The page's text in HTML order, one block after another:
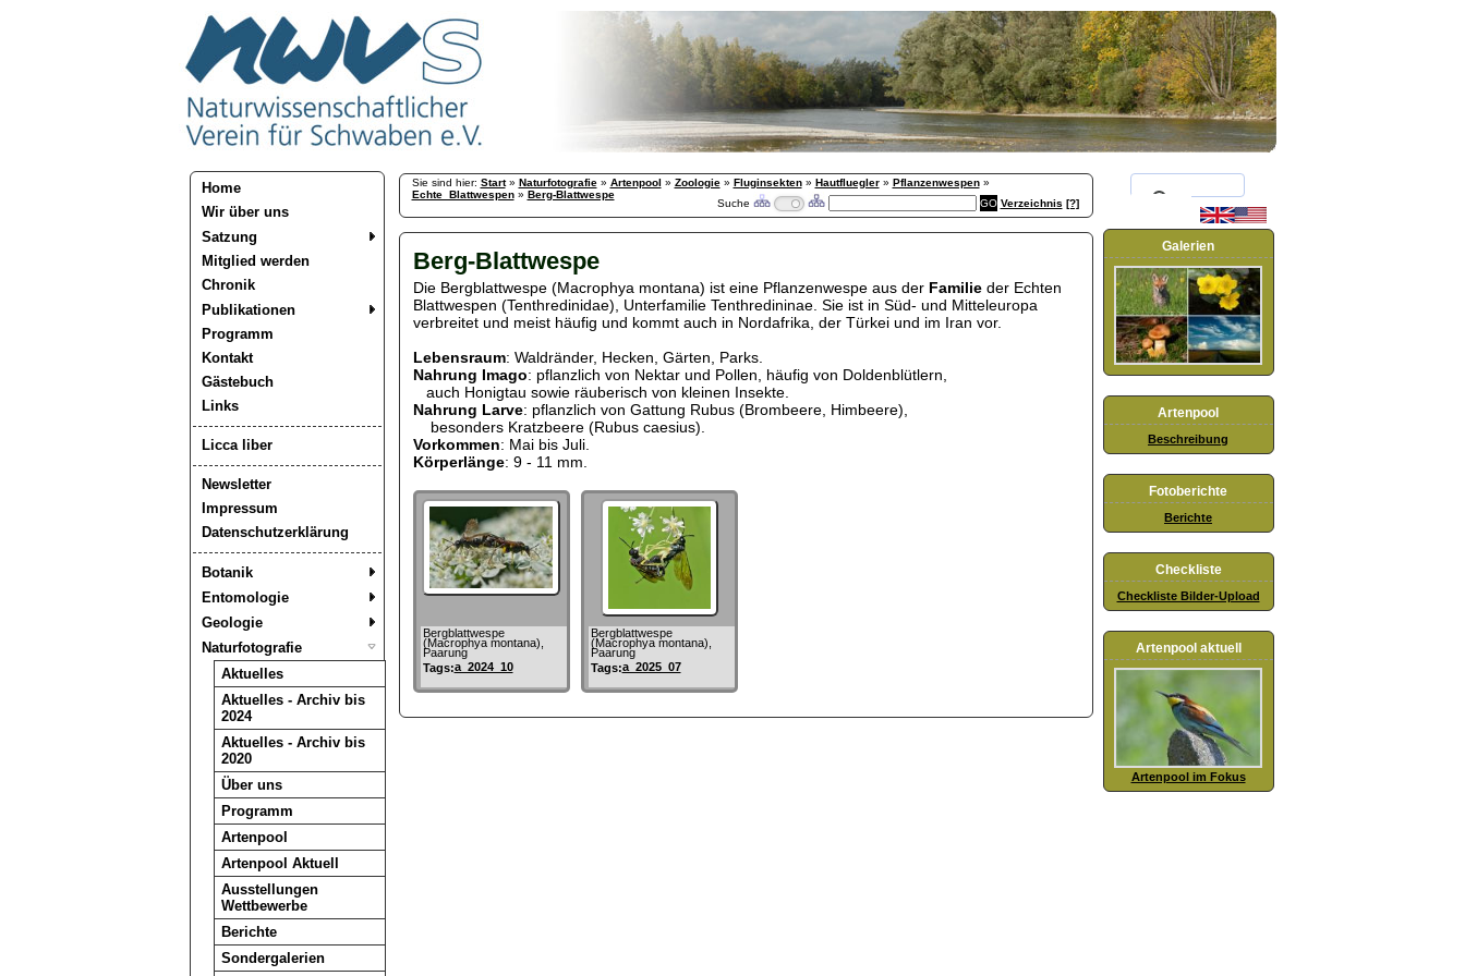
Home
Wir über uns
Satzung
Mitglied werden
Chronik
Publikationen
Programm
Kontakt
Gästebuch
Links
Licca liber
Newsletter
Impressum
Datenschutzerklärung
Botanik
Entomologie
Geologie
Naturfotografie
Aktuelles
Aktuelles - Archiv bis
2024
Aktuelles - Archiv bis
2020
Über uns
Programm
Artenpool
Artenpool Aktuell
Ausstellungen
Wettbewerbe
Berichte
Sondergalerien
Sie sind hier: Start» Naturfotografie» Artenpool » Zoologie» Fluginsekten» Hautfluegler» Pflanzenwespen»
Echte_Blattwespen» Berg-Blattwespe
Suche Verzeichnis [?]
Berg-Blattwespe
Die Bergblattwespe (Macrophya montana) ist eine Pflanzenwespe aus der Familieder Echten
Blattwespen (Tenthredinidae), Unterfamilie Tenthredininae. Sie ist in Süd- und Mitteleuropa
verbreitet und meist häufig und kommt auch in Nordafrika, der Türkei und im Iran vor.
Lebensraum: Waldränder, Hecken, Gärten, Parks.
Nahrung Imago: pflanzlich von Nektar und Pollen, häufig von Doldenblütlern,
auch Honigtau sowie räuberisch von kleinen Insekte.
Nahrung Larve: pflanzlich von Gattung Rubus (Brombeere, Himbeere),
besonders Kratzbeere (Rubus caesius).
Vorkommen: Mai bis Juli.
Körperlänge: 9 - 11 mm.
Bergblattwespe
(Macrophya montana),
Paarung
Tags:a_2024_10
Bergblattwespe
(Macrophya montana),
Paarung
Tags:a_2025_07
Galerien
Artenpool
Beschreibung
Fotoberichte
Berichte
Checkliste
Checkliste Bilder-Upload
Artenpool aktuell
Artenpool im Fokus